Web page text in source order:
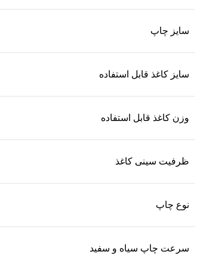
سایز چاپ
سایز کاغذ قابل استفاده
وزن کاغذ قابل استفاده
ظرفیت سینی کاغذ
نوع چاپ
سرعت چاپ سیاه و سفید